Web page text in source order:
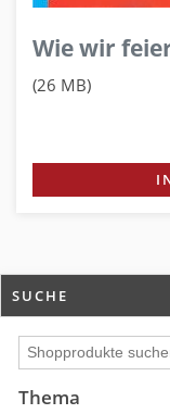
Wie wir
(26 MB)
SUCHE
Thema